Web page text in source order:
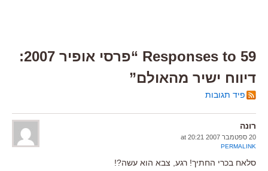
59 Responses to “פרסי אופיר 2007:
דיווח ישיר מהאולם”
פיד תגובות
רונה
20 ספטמבר 2007 at 20:21
PERMALINK
סלאח בכרי החתיך! רגע, צבא הוא עשה?!